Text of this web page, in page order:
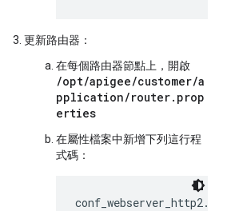
更新路由器：
在每個路由器節點上，開啟
/opt/apigee/customer/a
pplication/router.prop
erties
在屬性檔案中新增下列這行程
式碼：